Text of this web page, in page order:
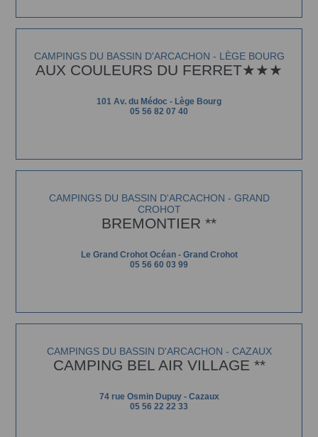
CAMPINGS DU BASSIN D'ARCACHON - LÈGE BOURG
AUX COULEURS DU FERRET★★★
101 Av. du Médoc - Lège Bourg
05 56 82 07 40
CAMPINGS DU BASSIN D'ARCACHON - GRAND
CROHOT
BREMONTIER **
Le Grand Crohot Océan - Grand Crohot
05 56 60 03 99
CAMPINGS DU BASSIN D'ARCACHON - CAZAUX
CAMPING BEL AIR VILLAGE **
74 rue Osmin Dupuy - Cazaux
05 56 22 22 33